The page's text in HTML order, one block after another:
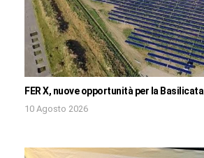
FER X, nuove opportunità per la Basilicata
10 Agosto 2026